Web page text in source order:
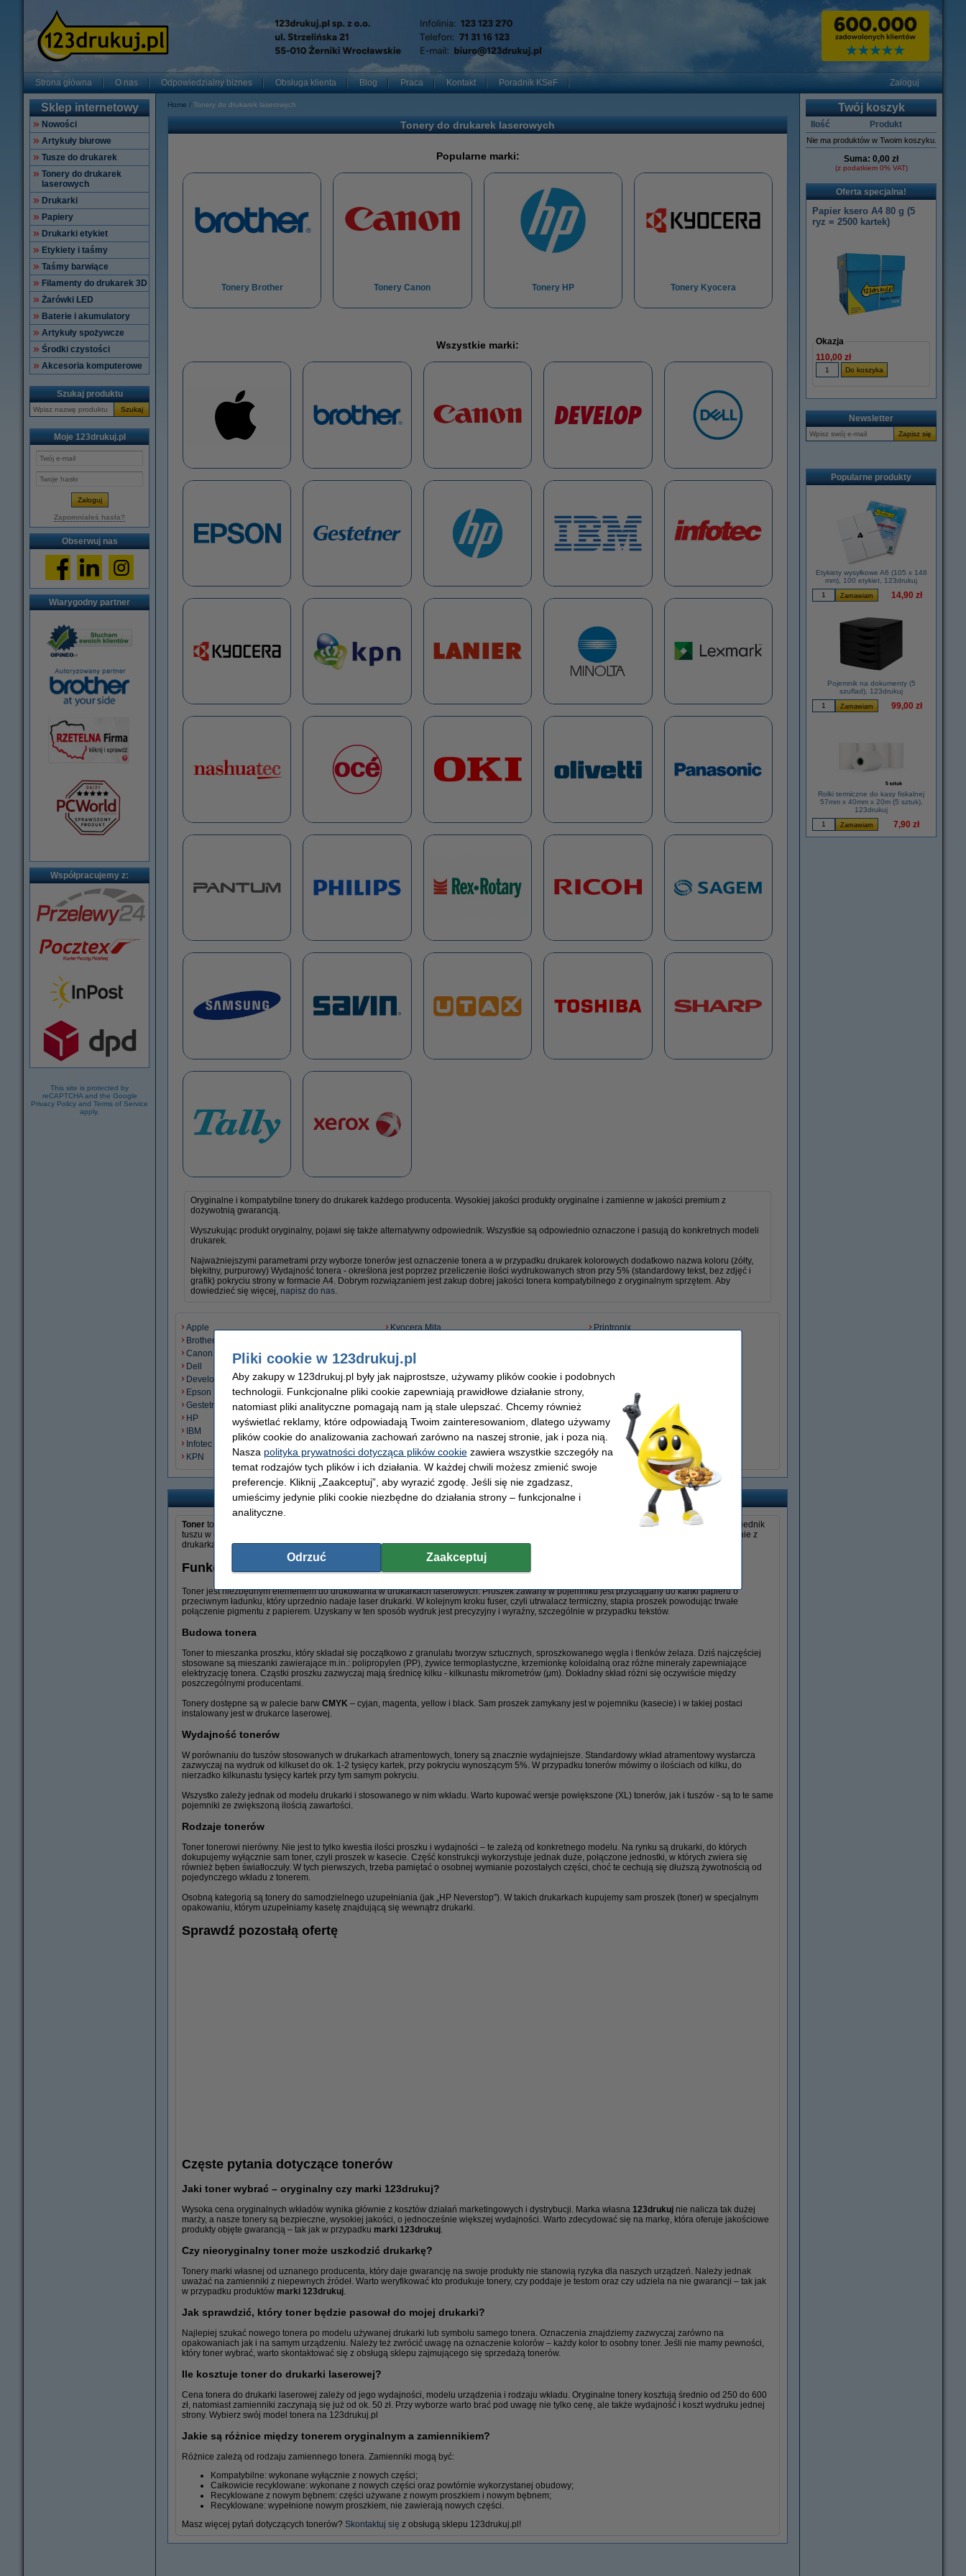
Strona główna O nas Odpowiedzialny biznes Obsługa klienta Blog Praca Kontakt Poradnik KSeF Zaloguj
Sklep internetowy
Nowości
Artykuły biurowe
Tusze do drukarek
Tonery do drukarek
laserowych
Drukarki
Papiery
Drukarki etykiet
Etykiety i taśmy
Taśmy barwiące
Filamenty do drukarek 3D
Żarówki LED
Baterie i akumulatory
Artykuły spożywcze
Środki czystości
Akcesoria komputerowe
Szukaj produktu
Szukaj
Moje 123drukuj.pl
Zapomniałeś hasła?
Obserwuj nas
Wiarygodny partner
Współpracujemy z:
This site is protected by
reCAPTCHA and the Google
Privacy Policy and Terms of Service
apply.
Home Tonery do drukarek laserowych
Tonery do drukarek laserowych
Popularne marki:
Tonery Brother Tonery Canon Tonery HP Tonery Kyocera
Wszystkie marki:
Oryginalne i kompatybilne tonery do drukarek każdego producenta. Wysokiej jakości produkty oryginalne i zamienne w jakości premium z
dożywotnią gwarancją.
Wyszukując produkt oryginalny, pojawi się także alternatywny odpowiednik. Wszystkie są odpowiednio oznaczone i pasują do konkretnych modeli
drukarek.
Najważniejszymi parametrami przy wyborze tonerów jest oznaczenie tonera a w przypadku drukarek kolorowych dodatkowo nazwa koloru (żółty,
błękitny, purpurowy) Wydajność tonera - określona jest poprzez przeliczenie ilości wydrukowanych stron przy 5% (standardowy tekst, bez zdjęć i
grafik) pokryciu strony w formacie A4. Dobrym rozwiązaniem jest zakup dobrej jakości tonera kompatybilnego z oryginalnym sprzętem. Aby
dowiedzieć się więcej, napisz do nas.
Apple
Brother
Canon
Dell
Develop
Epson
Gestetner
HP
IBM
Infotec
KPN
Kyocera Mita
Lexmark
Minolta (Konica Minolta)
Nashuatec
Oce
OKI
Olivetti
Panasonic
Philips
Printronix
Samsung
Tally
Toshiba
Utax
Xerox
Zamów odpowiedni toner do swojej drukarki laserowej
Toner to pojemnik wypełniony proszkiem o określonym kolorze, wykorzystywany przez
i niektóre kserokopiarki. Jest to odpowiednik
tuszu w drukarkach atramentowych
i nie należy mylić ich ze sobą. Szukając tonera do drukarki, należy upewnić się, że mamy do czynienia właśnie z
drukarką laserową.
Funkcja tonera w drukarce laserowej
Toner jest niezbędnym elementem do drukowania w drukarkach laserowych. Proszek zawarty w pojemniku jest przyciągany do kartki papieru o
przeciwnym ładunku, który uprzednio nadaje laser drukarki. W kolejnym kroku fuser, czyli utrwalacz termiczny, stapia proszek powodując trwałe
połączenie pigmentu z papierem. Uzyskany w ten sposób wydruk jest precyzyjny i wyraźny, szczególnie w przypadku tekstów.
Budowa tonera
Toner to mieszanka proszku, który składał się początkowo z granulatu tworzyw sztucznych, sproszkowanego węgla i tlenków żelaza. Dziś najczęściej
stosowane są mieszanki zawierające m.in.: polipropylen (PP), żywice termoplastyczne, krzemionkę koloidalną oraz różne minerały zapewniające
elektryzację tonera. Cząstki proszku zazwyczaj mają średnicę kilku - kilkunastu mikrometrów (μm). Dokładny skład różni się oczywiście między
poszczególnymi producentami.
Tonery dostępne są w palecie barw CMYK – cyjan, magenta, yellow i black. Sam proszek zamykany jest w pojemniku (kasecie) i w takiej postaci
instalowany jest w drukarce laserowej.
Wydajność tonerów
W porównaniu do tuszów stosowanych w drukarkach atramentowych, tonery są znacznie wydajniejsze. Standardowy wkład atramentowy wystarcza
zazwyczaj na wydruk od kilkuset do ok. 1-2 tysięcy kartek, przy pokryciu wynoszącym 5%. W przypadku tonerów mówimy o ilościach od kilku, do
nierzadko kilkunastu tysięcy kartek przy tym samym pokryciu.
Wszystko zależy jednak od modelu drukarki i stosowanego w nim wkładu. Warto kupować wersje powiększone (XL) tonerów, jak i tuszów - są to te same
pojemniki ze zwiększoną ilością zawartości.
Rodzaje tonerów
Toner tonerowi nierówny. Nie jest to tylko kwestia ilości proszku i wydajności – te zależą od konkretnego modelu. Na rynku są drukarki, do których
dokupujemy wyłącznie sam toner, czyli proszek w kasecie. Część konstrukcji wykorzystuje jednak duże, połączone jednostki, w których zwiera się
również bęben światłoczuły. W tych pierwszych, trzeba pamiętać o osobnej wymianie pozostałych części, choć te cechują się dłuższą żywotnością od
pojedynczego wkładu z tonerem.
Osobną kategorią są tonery do samodzielnego uzupełniania (jak „HP Neverstop”). W takich drukarkach kupujemy sam proszek (toner) w specjalnym
opakowaniu, którym uzupełniamy kasetę znajdującą się wewnątrz drukarki.
Sprawdź pozostałą ofertę
Drukarki laserowe Papier ksero Druk. wielofunkcyjne
Częste pytania dotyczące tonerów
Jaki toner wybrać – oryginalny czy marki 123drukuj?
Wysoka cena oryginalnych wkładów wynika głównie z kosztów działań marketingowych i dystrybucji. Marka własna 123drukuj nie nalicza tak dużej
marży, a nasze tonery są bezpieczne, wysokiej jakości, o jednocześnie większej wydajności. Warto zdecydować się na markę, która oferuje jakościowe
produkty objęte gwarancją – tak jak w przypadku marki 123drukuj.
Czy nieoryginalny toner może uszkodzić drukarkę?
Tonery marki własnej od uznanego producenta, który daje gwarancję na swoje produkty nie stanowią ryzyka dla naszych urządzeń. Należy jednak
uważać na zamienniki z niepewnych źródeł. Warto weryfikować kto produkuje tonery, czy poddaje je testom oraz czy udziela na nie gwarancji – tak jak
w przypadku produktów marki 123drukuj.
Jak sprawdzić, który toner będzie pasował do mojej drukarki?
Najlepiej szukać nowego tonera po modelu używanej drukarki lub symbolu samego tonera. Oznaczenia znajdziemy zazwyczaj zarówno na
opakowaniach jak i na samym urządzeniu. Należy też zwrócić uwagę na oznaczenie kolorów – każdy kolor to osobny toner. Jeśli nie mamy pewności,
który toner wybrać, warto skontaktować się z obsługą sklepu zajmującego się sprzedażą tonerów.
Ile kosztuje toner do drukarki laserowej?
Cena tonera do drukarki laserowej zależy od jego wydajności, modelu urządzenia i rodzaju wkładu. Oryginalne tonery kosztują średnio od 250 do 600
zł, natomiast zamienniki zaczynają się już od ok. 50 zł. Przy wyborze warto brać pod uwagę nie tylko cenę, ale także wydajność i koszt wydruku jednej
strony. Wybierz swój model tonera na 123drukuj.pl
Jakie są różnice między tonerem oryginalnym a zamiennikiem?
Różnice zależą od rodzaju zamiennego tonera. Zamienniki mogą być:
Kompatybilne: wykonane wyłącznie z nowych części;
Całkowicie recyklowane: wykonane z nowych części oraz powtórnie wykorzystanej obudowy;
Recyklowane z nowym bębnem: części używane z nowym proszkiem i nowym bębnem;
Recyklowane: wypełnione nowym proszkiem, nie zawierają nowych części.
Masz więcej pytań dotyczących tonerów? Skontaktuj się z obsługą sklepu 123drukuj.pl!
Twój koszyk
Ilość Produkt
Nie ma produktów w Twoim koszyku.
Suma: 0,00 zł
(z podatkiem 0% VAT)
Oferta specjalna!
Papier ksero A4 80 g (5
ryz = 2500 kartek)
Okazja
110,00 zł
Newsletter
Popularne produkty
Etykiety wysyłkowe A6 (105 x 148
mm), 100 etykiet, 123drukuj
14,90 zł
Pojemnik na dokumenty (5
szuflad), 123drukuj
99,00 zł
Rolki termiczne do kasy fiskalnej
57mm x 40mm x 20m (5 sztuk),
123drukuj
7,90 zł
Pliki cookie w 123drukuj.pl
Aby zakupy w 123drukuj.pl były jak najprostsze, używamy plików cookie i podobnych
technologii. Funkcjonalne pliki cookie zapewniają prawidłowe działanie strony,
natomiast pliki analityczne pomagają nam ją stale ulepszać. Chcemy również
wyświetlać reklamy, które odpowiadają Twoim zainteresowaniom, dlatego używamy
plików cookie do analizowania zachowań zarówno na naszej stronie, jak i poza nią.
Nasza polityka prywatności dotycząca plików cookiezawiera wszystkie szczegóły na
temat rodzajów tych plików i ich działania. W każdej chwili możesz zmienić swoje
preferencje. Kliknij „Zaakceptuj”, aby wyrazić zgodę. Jeśli się nie zgadzasz,
umieścimy jedynie pliki cookie niezbędne do działania strony – funkcjonalne i
analityczne.
Odrzuć Zaakceptuj